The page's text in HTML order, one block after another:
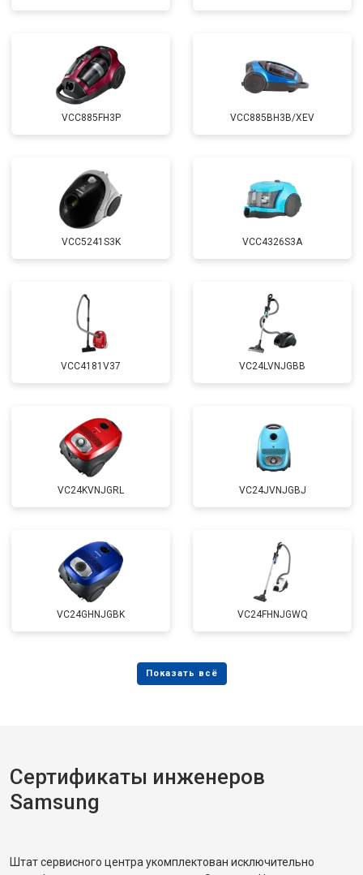
VCC885FH3P VCC885BH3B/XEV
VCC5241S3K VCC4326S3A
VCC4181V37 VC24LVNJGBB
VC24KVNJGRL VC24JVNJGBJ
VC24GHNJGBK VC24FHNJGWQ
Сертификаты инженеров
Samsung
Штат сервисного центра укомплектован исключительно